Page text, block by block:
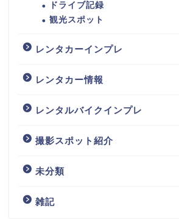
ドライブ記録
観光スポット
レンタカーインプレ
レンタカー情報
レンタルバイクインプレ
撮影スポット紹介
未分類
雑記